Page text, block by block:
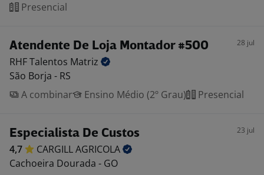
Presencial
Atendente De Loja Montador #500 28 jul
RHF Talentos Matriz
São Borja - RS
A combinar
Ensino Médio (2º Grau) Presencial
Especialista De Custos 23 jul
4,7 CARGILLAGRICOLA
Cachoeira Dourada - GO